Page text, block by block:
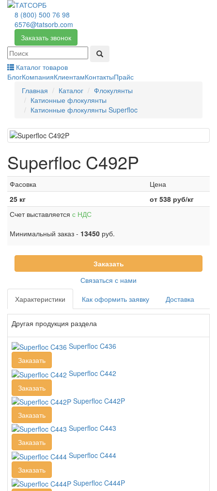
8 (800) 500 76 98
6576@tatsorb.com
Заказать звонок
Каталог товаров
БлогКомпанияКлиентамКонтактыПрайс
Главная
Каталог
Флокулянты
Катионные флокулянты
Катионные флокулянты Superfloc
Superfloc C492P
Фасовка
Цена
25 кг
от 538 руб/кг
Счет выставляется с НДС
Минимальный заказ - 13450 руб.
Заказать
Связаться с нами
Характеристики
Как оформить заявку Доставка
Другая продукция раздела
Superfloc C436
Заказать
Superfloc C442
Заказать
Superfloc C442P
Заказать
Superfloc C443
Заказать
Superfloc C444
Заказать
Superfloc C444P